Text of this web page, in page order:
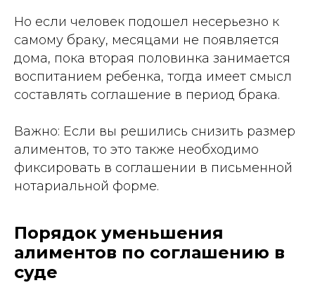
Но если человек подошел несерьезно к
самому браку, месяцами не появляется
дома, пока вторая половинка занимается
воспитанием ребенка, тогда имеет смысл
составлять соглашение в период брака.
Важно: Если вы решились снизить размер
алиментов, то это также необходимо
фиксировать в соглашении в письменной
нотариальной форме.
Порядок уменьшения
алиментов по соглашению в
суде